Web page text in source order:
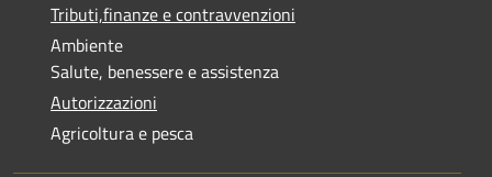
Tributi,finanze e contravvenzioni
Ambiente
Salute, benessere e assistenza
Autorizzazioni
Agricoltura e pesca